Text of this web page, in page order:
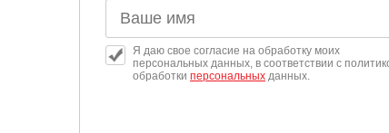
Я даю свое согласие на обработку моих
персональных данных, в соответствии с
обработки персональных данных.